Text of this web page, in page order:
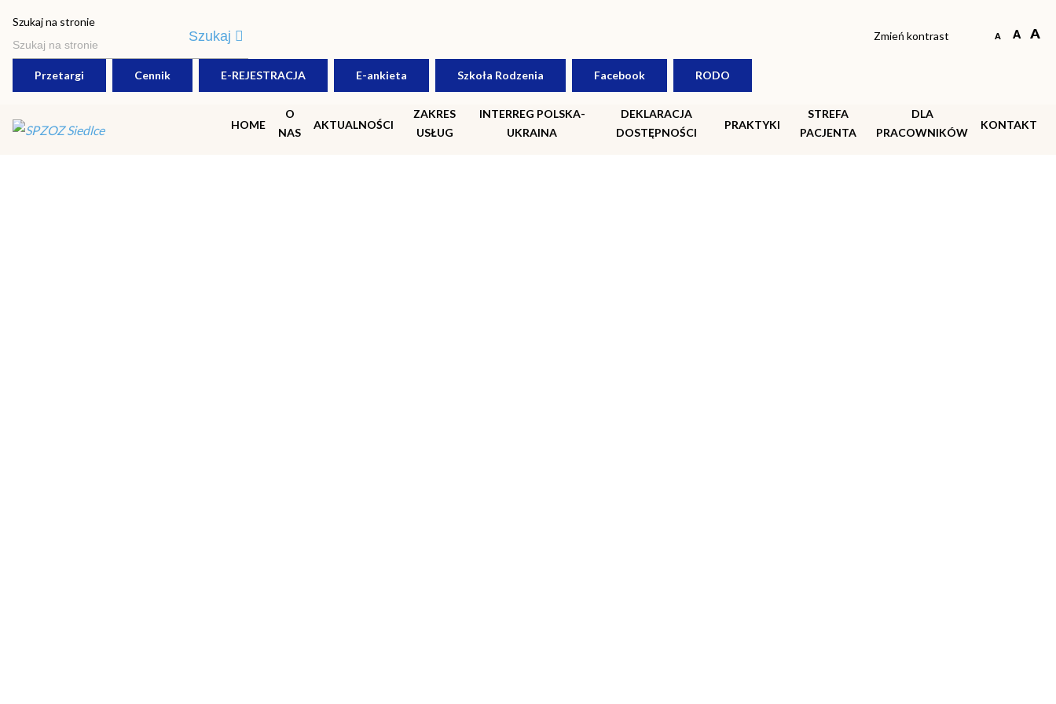
Szukaj na stronie
Szukaj Zmień kontrast
Przetargi Cennik E-REJESTRACJA E-ankieta Szkoła Rodzenia Facebook RODO
HOME
O
NAS
AKTUALNOŚCI
ZAKRES
USŁUG
INTERREG POLSKA-
UKRAINA
DEKLARACJA
DOSTĘPNOŚCI
PRAKTYKI
STREFA
PACJENTA
DLA
PRACOWNIKÓW
KONTAKT
Polityka prywatności